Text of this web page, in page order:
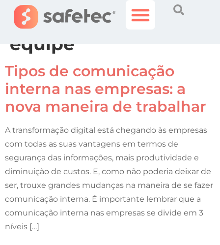
Tag:trabalho em
equipe
Tipos de comunicação
interna nas empresas: a
nova maneira de trabalhar
A transformação digital está chegando às empresas
com todas as suas vantagens em termos de
segurança das informações, mais produtividade e
diminuição de custos. E, como não poderia deixar de
ser, trouxe grandes mudanças na maneira de se fazer
comunicação interna. É importante lembrar que a
comunicação interna nas empresas se divide em 3
níveis […]